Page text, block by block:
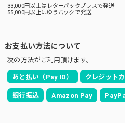
33,000円以上はレターパックプラスで発送
55,000円以上はゆうパックで発送
お支払い方法について
次の方法がご利用頂けます。
あと払い（Pay ID） クレジット
銀行振込 Amazon Pay